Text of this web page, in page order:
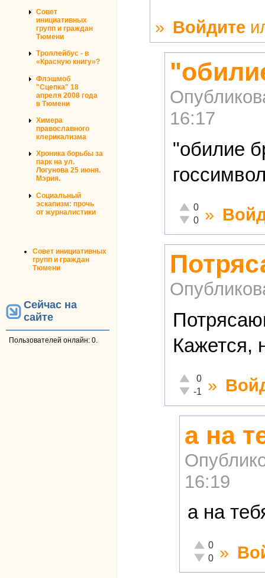
Совет
инициативных
групп и граждан
Тюмени
Троллейбус - в
«Красную книгу»?
Флэшмоб
"Сцепка" 18
апреля 2008 года
в Тюмени
Химера
православного
клерикализма
Хроника борьбы за
парк на ул.
Логунова 25 июня.
Мэрия.
Социальный
эскапизм: прочь
от журналистики
Совет инициативных
групп и граждан
Тюмени
Сейчас на
сайте
Пользователей онлайн: 0.
» Войдите
16:17
"обилие
Отлично!
0
Неадекватно!
0 »
Кажется,
Отлично!
0
Неадекватно!
-1 »
а на
16:19
а на
Отлично!
0
Неадекватно!
0 »